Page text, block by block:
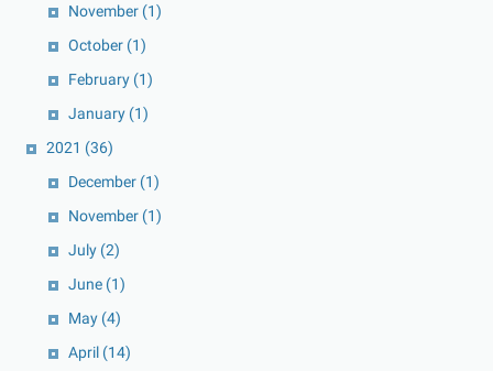
November (1)
October (1)
February (1)
January (1)
2021 (36)
December (1)
November (1)
July (2)
June (1)
May (4)
April (14)